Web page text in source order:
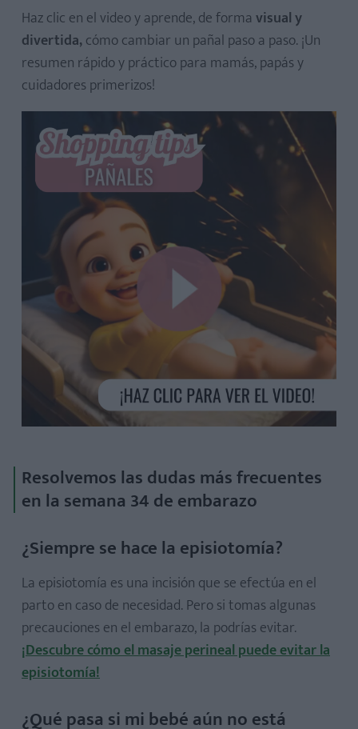
Haz clic en el video y aprende, de forma visual y
divertida,cómo cambiar un pañal paso a paso. ¡Un
resumen rápido y práctico para mamás, papás y
cuidadores primerizos!
Resolvemos las dudas más frecuentes
en la semana 34 de embarazo
¿Siempre se hace la episiotomía?
La episiotomía es una incisión que se efectúa en el
parto en caso de necesidad. Pero si tomas algunas
precauciones en el embarazo, la podrías evitar.
¡Descubre cómo el masaje perineal puede evitar la
episiotomía!
¿Qué pasa si mi bebé aún no está